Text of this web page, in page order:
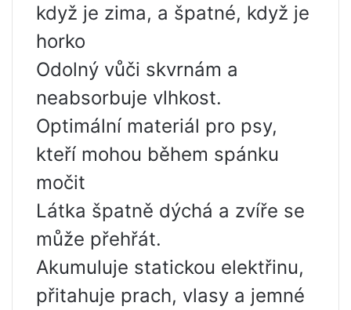
když je zima, a špatné, když je
horko
Odolný vůči skvrnám a
neabsorbuje vlhkost.
Optimální materiál pro psy,
kteří mohou během spánku
močit
Látka špatně dýchá a zvíře se
může přehřát.
Akumuluje statickou elektřinu,
přitahuje prach, vlasy a jemné